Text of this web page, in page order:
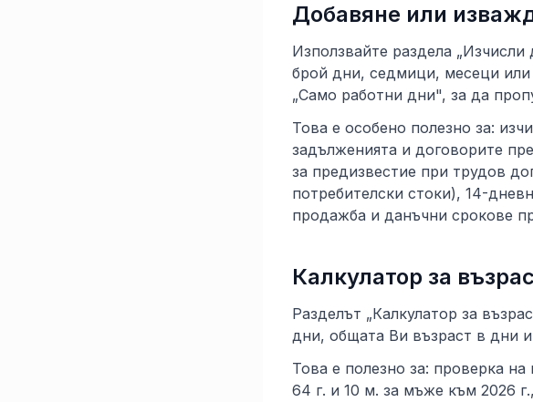
Добавяне или
Използвайте раздела
брой дни, седмици, месеци или
„Само работни дни", за да
Това е особено полезно за:
задълженията и договорите
за предизвестие при трудов
потребителски стоки), 14-
продажба и данъчни срокове
Калкулатор за
Разделът „Калкулатор за
дни, общата Ви възраст в дни
Това е полезно за: проверка
64 г. и 10 м. за мъже към 2026